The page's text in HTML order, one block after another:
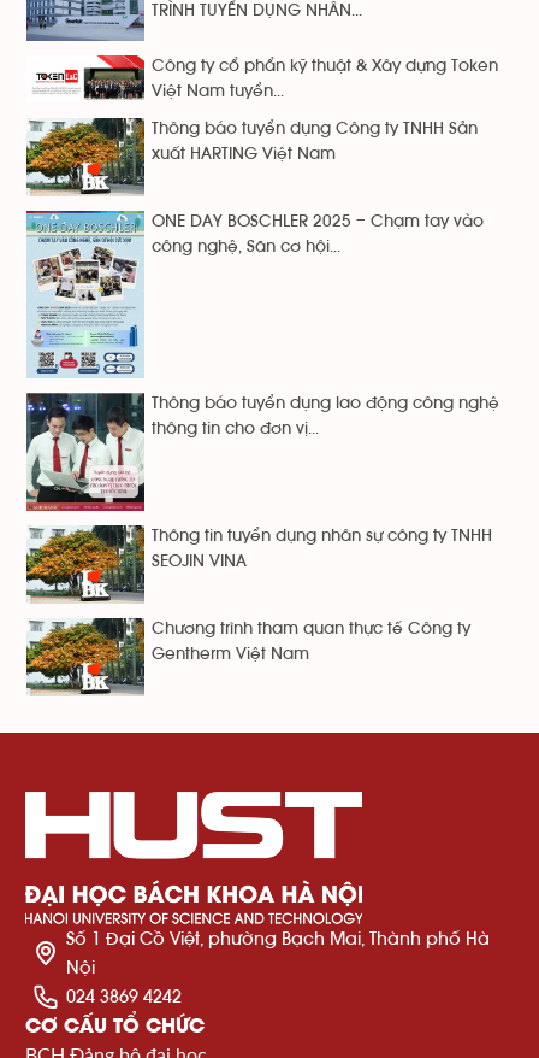
TRÌNH TUYỂN DỤNG NHÂN...
Công ty cổ phẩn kỹ thuật & Xây dựng Token
Việt Nam tuyển...
Thông báo tuyển dụng Công ty TNHH Sản
xuất HARTING Việt Nam
ONE DAY BOSCHLER 2025 – Chạm tay vào
công nghệ, Săn cơ hội...
Thông báo tuyển dụng lao động công nghệ
thông tin cho đơn vị...
Thông tin tuyển dụng nhân sự công ty TNHH
SEOJIN VINA
Chương trình tham quan thực tế Công ty
Gentherm Việt Nam
Số 1 Đại Cồ Việt, phường Bạch Mai, Thành phố Hà
Nội
024 3869 4242
CƠ CẤU TỔ CHỨC